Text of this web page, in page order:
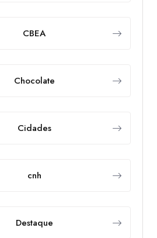
CBEA
Chocolate
Cidades
cnh
Destaque